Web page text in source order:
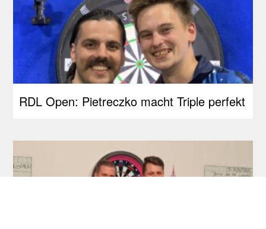
RDL Open: Pietreczko macht Triple perfekt